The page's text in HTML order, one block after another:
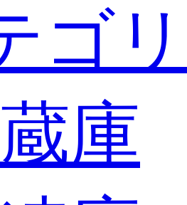
ゴリ
庫